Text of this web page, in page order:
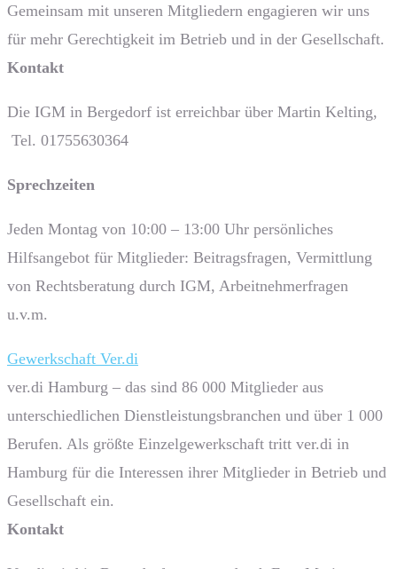
Gemeinsam mit unseren Mitgliedern engagieren wir uns
für mehr Gerechtigkeit im Betrieb und in der Gesellschaft.
Kontakt
Die IGM in Bergedorf ist erreichbar über Martin Kelting,
Tel. 01755630364
Sprech­zeiten
Jeden Montag von 10:00 – 13:00 Uhr persönliches
Hilfsangebot für Mitglieder: Beitragsfragen, Vermittlung
von Rechtsberatung durch IGM, Arbeitnehmerfragen
u.v.m.
Gewerkschaft Ver.di
ver.di Hamburg – das sind 86 000 Mitglieder aus
unterschiedlichen Dienstleistungsbranchen und über 1 000
Berufen. Als größte Einzelgewerkschaft tritt ver.di in
Hamburg für die Interessen ihrer Mitglieder in Betrieb und
Gesellschaft ein.
Kontakt